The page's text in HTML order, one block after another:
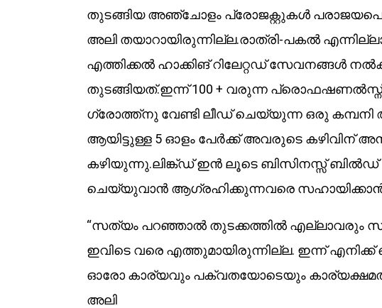
തുടങ്ങിയ അഞ്ചോളം പ്രോജക്റ്റുകൾ
അലി തയാറായിരുന്നില്ല.രാത്രി-പകൽ
എത്തിക്കൽ ഹാക്കിങ് റിലേറ്റഡ് സേവനങ്ങൾ
തുടങ്ങിയത്.ഇന്ന് 100 + വരുന്ന
ഗ്രോത്ത്നു വേണ്ടി ലീഡ് ചെയ്യുന്ന ഒരു കമ്പനി
ആയിട്ടുള്ള 5 ഓളം പേർക്ക് അവരുടെ കഴിവിന്
കഴിയുന്നു.ലിങ്ക്ഡ് ഇൻ ലൂടെ ബിസിനസ്സ്
ചെയ്യുവാൻ ആഗ്രഹിക്കുന്നവരെ സഹായിക്കാൻ
“സത്യം പറഞ്ഞാൽ തുടക്കത്തിൽ എല്ലാവരും
ഇവിടെ വരെ എത്തുമായിരുന്നില്ല. ഇന്ന്
ഓരോ കാര്യവും പക്വതയോടെയും
അലി